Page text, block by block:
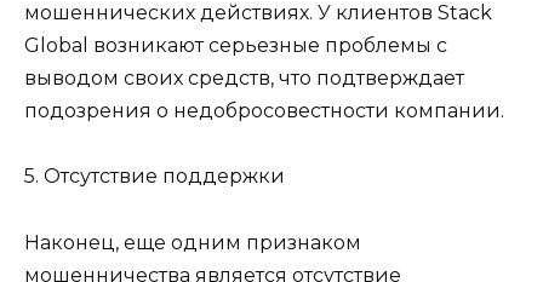
мошеннических действиях. У клиентов Stack
Global возникают серьезные проблемы с
выводом своих средств, что подтверждает
подозрения о недобросовестности компании.
5. Отсутствие поддержки
Наконец, еще одним признаком
мошенничества является отсутствие